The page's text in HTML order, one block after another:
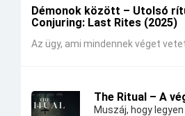
Démonok között – Utolsó
Conjuring: Last Rites (2025)
Az ügy, ami mindennek véget
The Ritual – A
Muszáj, hogy legyen